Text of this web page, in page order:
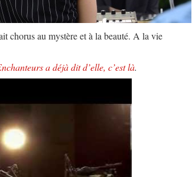
chorus au mystère et à la beauté. A la vie
a déjà dit d’elle, c’est là.